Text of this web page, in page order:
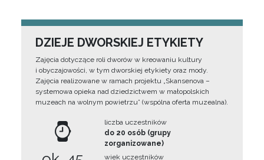
DZIEJE DWORSKIEJ ETYKIETY
Zajęcia dotyczące roli dworów w kreowaniu kultury
i obyczajowości, w tym dworskiej etykiety oraz mody.
Zajęcia realizowane w ramach projektu „Skansenova –
systemowa opieka nad dziedzictwem w małopolskich
muzeach na wolnym powietrzu” (wspólna oferta muzealna).
liczba uczestników
do 20 osób (grupy
zorganizowane)
wiek uczestników